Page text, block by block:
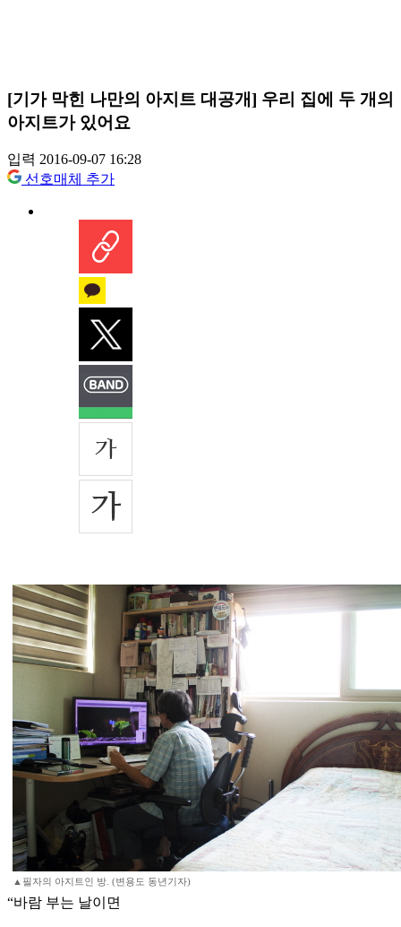
[기가 막힌 나만의 아지트 대공개] 우리 집에 두 개의
아지트가 있어요
입력 2016-09-07 16:28
선호매체 추가
▲필자의 아지트인 방. (변용도 동년기자)
“바람 부는 날이면